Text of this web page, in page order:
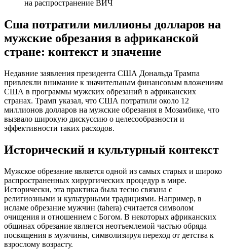
Сша потратили миллионы долларов на
мужские обрезания в африканской
стране: контекст и значение
Недавние заявления президента США Дональда Трампа
привлекли внимание к значительным финансовым вложениям
США в программы мужских обрезаний в африканских
странах. Трамп указал, что США потратили около 12
миллионов долларов на мужские обрезания в Мозамбике, что
вызвало широкую дискуссию о целесообразности и
эффективности таких расходов.
Исторический и культурный контекст
Мужское обрезание является одной из самых старых и широко
распространенных хирургических процедур в мире.
Исторически, эта практика была тесно связана с
религиозными и культурными традициями. Например, в
исламе обрезание мужчин (tahera) считается символом
очищения и отношением с Богом. В некоторых африканских
общинах обрезание является неотъемлемой частью обряда
посвящения в мужчины, символизируя переход от детства к
взрослому возрасту.